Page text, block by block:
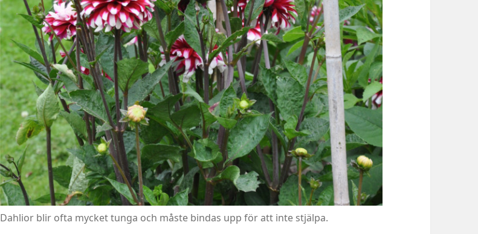
Dahlior blir ofta mycket tunga och måste bindas upp för att inte stjälpa.